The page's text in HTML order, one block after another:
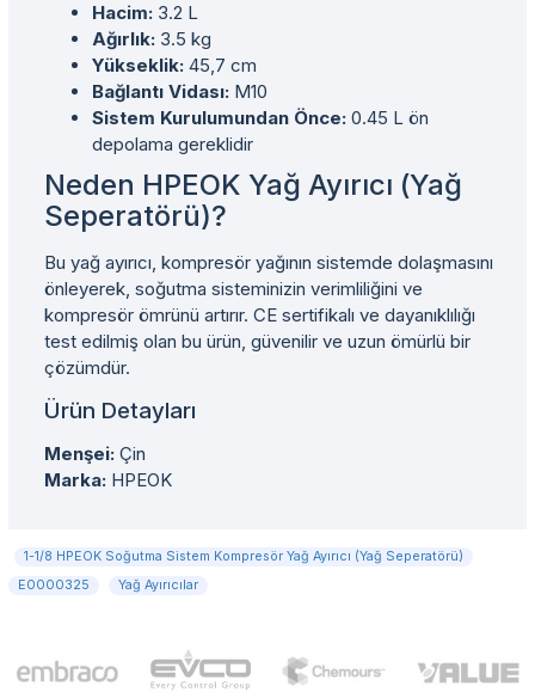
Hacim: 3.2 L
Ağırlık: 3.5 kg
Yükseklik: 45,7 cm
Bağlantı Vidası: M10
Sistem Kurulumundan Önce: 0.45 L ön
depolama gereklidir
Neden HPEOK Yağ Ayırıcı (Yağ
Seperatörü)?
Bu yağ ayırıcı, kompresör yağının sistemde dolaşmasını
önleyerek, soğutma sisteminizin verimliliğini ve
kompresör ömrünü artırır. CE sertifikalı ve dayanıklılığı
test edilmiş olan bu ürün, güvenilir ve uzun ömürlü bir
çözümdür.
Ürün Detayları
Menşei: Çin
Marka: HPEOK
1-1/8 HPEOK Soğutma Sistem Kompresör Yağ Ayırıcı (Yağ Seperatörü)
E0000325
Yağ Ayırıcılar